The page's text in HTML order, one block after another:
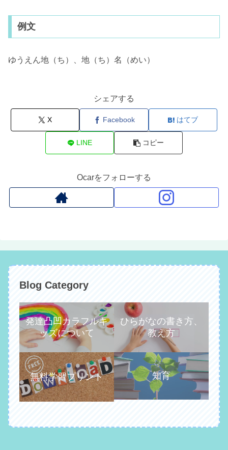
例文
ゆうえん地（ち）、地（ち）名（めい）
シェアする
X Facebook はてブ
LINE コピー
Ocarをフォローする
Blog Category
発達凸凹カラフルキ
ッズについて
ひらがなの書き方、
教え方
無料学習プリント 知育